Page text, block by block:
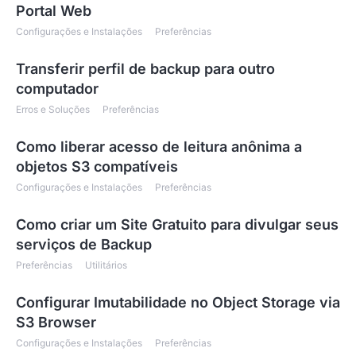
Portal Web
Configurações e Instalações Preferências
Transferir perfil de backup para outro
computador
Erros e Soluções Preferências
Como liberar acesso de leitura anônima a
objetos S3 compatíveis
Configurações e Instalações Preferências
Como criar um Site Gratuito para divulgar seus
serviços de Backup
Preferências Utilitários
Configurar Imutabilidade no Object Storage via
S3 Browser
Configurações e Instalações Preferências